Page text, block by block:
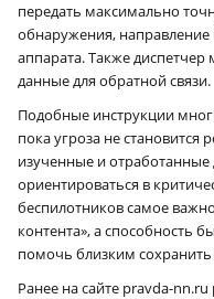
передать максимально
обнаружения, направление
аппарата. Также
данные для обратной связи.
Подобные инструкции
пока угроза не
изученные и
ориентироваться в
беспилотников самое
контента», а способность
помочь близким сохранить
Ранее на сайте pravda-nn.ru